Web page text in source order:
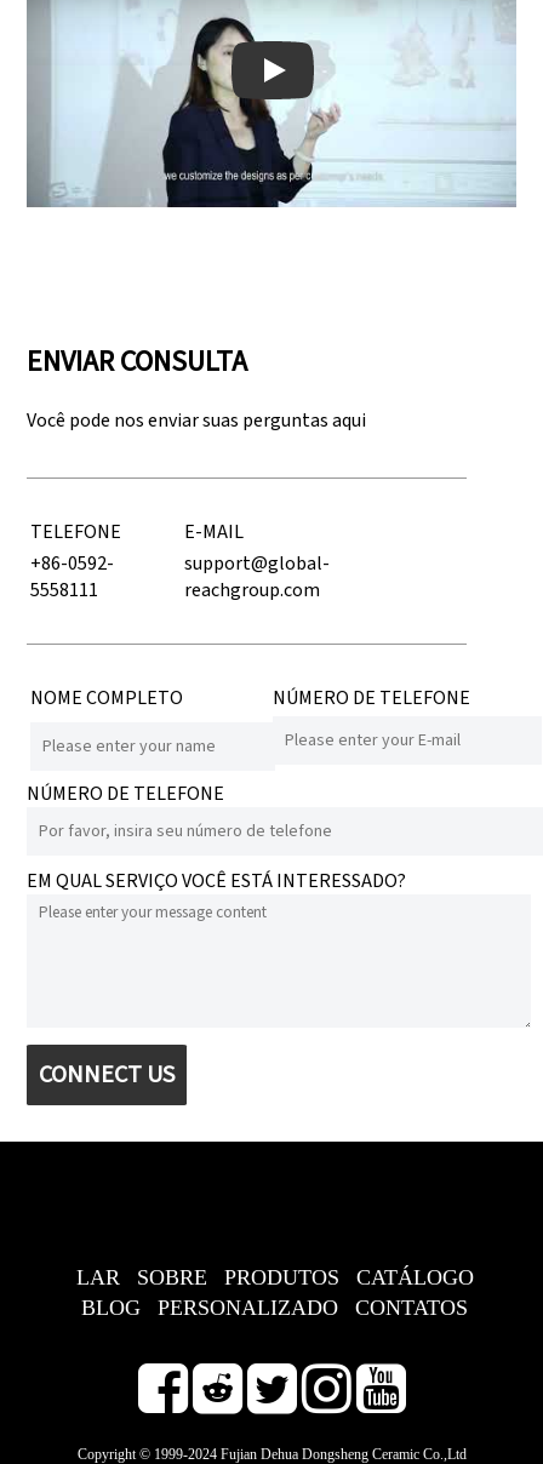
Play: Keynote (Google I/O '18)
ENVIAR CONSULTA
Você pode nos enviar suas perguntas aqui
TELEFONE
E-MAIL
+86-0592-
5558111
support@global-
reachgroup.com
NOME COMPLETO NÚMERO DE TELEFONE
NÚMERO DE TELEFONE
EM QUAL SERVIÇO VOCÊ ESTÁ INTERESSADO?
CONNECT US
LAR SOBRE PRODUTOS
CATÁLOGO
BLOG
PERSONALIZADO CONTATOS
Copyright © 1999-2024 Fujian Dehua Dongsheng Ceramic Co.,Ltd